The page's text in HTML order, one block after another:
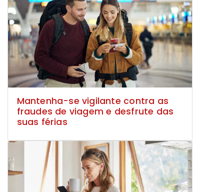
Mantenha-se vigilante contra as
fraudes de viagem e desfrute das
suas férias